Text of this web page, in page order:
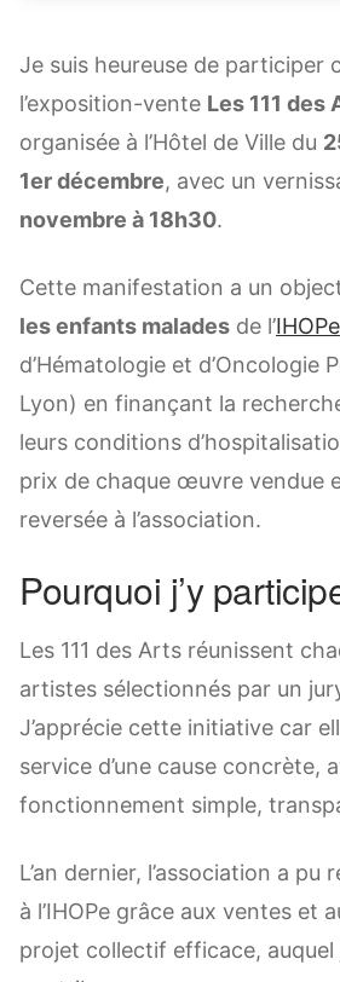
Je suis heureuse de participer
l’exposition-vente Les 111 des
organisée à l’Hôtel de Ville du
1er décembre, avec un
novembre à 18h30.
Cette manifestation a un
les enfants malades de l’IHOPe
d’Hématologie et d’Oncologie
Lyon) en finançant la
leurs conditions
prix de chaque œuvre vendue
reversée à l’association.
Pourquoi j’y
Les 111 des Arts réunissent
artistes sélectionnés par un
J’apprécie cette initiative car
service d’une cause concrète,
fonctionnement simple,
L’an dernier, l’association a pu
à l’IHOPe grâce aux ventes et
projet collectif efficace, auquel